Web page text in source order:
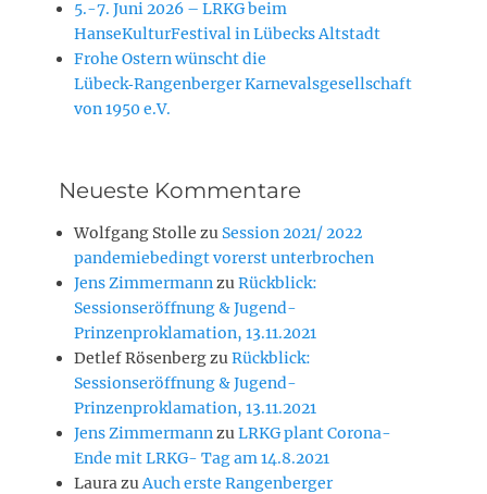
5.-7. Juni 2026 – LRKG beim
HanseKulturFestival in Lübecks Altstadt
Frohe Ostern wünscht die
Lübeck‑Rangenberger Karnevalsgesellschaft
von 1950 e.V.
Neueste Kommentare
Wolfgang Stolle zu Session 2021/ 2022
pandemiebedingt vorerst unterbrochen
Jens Zimmermann zu Rückblick:
Sessionseröffnung & Jugend-
Prinzenproklamation, 13.11.2021
Detlef Rösenberg zu Rückblick:
Sessionseröffnung & Jugend-
Prinzenproklamation, 13.11.2021
Jens Zimmermann zu LRKG plant Corona-
Ende mit LRKG- Tag am 14.8.2021
Laura zu Auch erste Rangenberger